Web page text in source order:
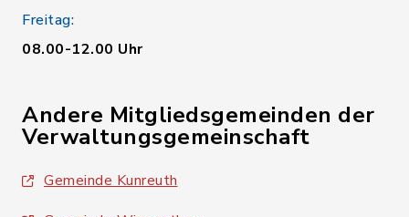
Freitag:
08.00-12.00 Uhr
Andere Mitgliedsgemeinden der
Verwaltungsgemeinschaft
Gemeinde Kunreuth